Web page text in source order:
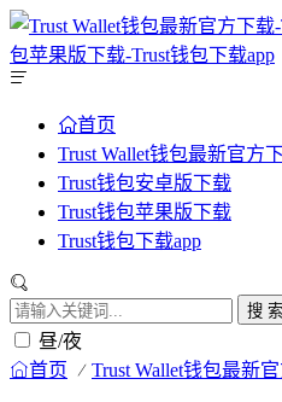
首页
Trust Wallet钱包最新官方
Trust钱包安卓版下载
Trust钱包苹果版下载
Trust钱包下载app
搜 索
昼/夜
首页 Trust Wallet钱包最新